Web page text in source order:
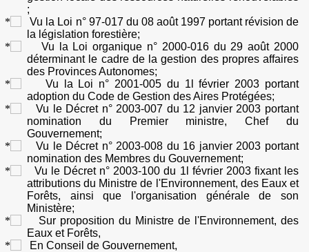
;
Vu la Loi n° 97-017 du 08 août 1997 portant révision de
la législation forestière;
Vu la Loi organique n° 2000-016 du 29 août 2000
déterminant le cadre de la gestion des propres affaires
des Provinces Autonomes;
Vu la Loi n° 2001-005 du 1l février 2003 portant
adoption du Code de Gestion des Aires Protégées;
Vu le Décret n° 2003-007 du 12 janvier 2003 portant
nomination du Premier ministre, Chef du
Gouvernement;
Vu le Décret n° 2003-008 du 16 janvier 2003 portant
nomination des Membres du Gouvernement;
Vu le Décret n° 2003-100 du 1l février 2003 fixant les
attributions du Ministre de l'Environnement, des Eaux et
Forêts, ainsi que l'organisation générale de son
Ministère;
Sur proposition du Ministre de l'Environnement, des
Eaux et Forêts,
En Conseil de Gouvernement,